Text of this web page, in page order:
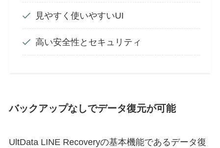
見やすく使いやすいUI
高い安全性とセキュリティ
バックアップなしでデータ復元が可能
UltData LINE Recoveryの基本機能であるデータ復